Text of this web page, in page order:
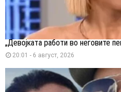
„Девојката работи во неговите
20:01 - 6 август, 2026